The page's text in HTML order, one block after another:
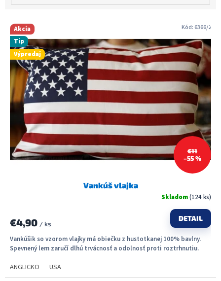
p
p
Akcia
Tip
Výpredaj
€11
–55 %
Vankúš vlajka
Skladom(124 ks)
€4,90 / ks
DETAIL
Vankúšik so vzorom vlajky má obiečku z hustotkanej 100% bavlny.
Spevnený lem zaručí dlhú trvácnosť a odolnosť proti roztrhnutiu.
ANGLICKO USA
Kód:6366/2